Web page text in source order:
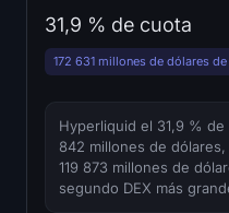
Calculadora de staking
Acerca de
31,9 % de cuota
172 631 millones de dólares
Hyperliquid el 31,9 %
842 millones de
119 873 millones de
segundo DEX más